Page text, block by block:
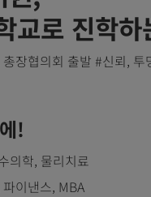
교로 진학
장협의회 출발 #신뢰, 투
!
의학, 물리치료
이낸스, MBA